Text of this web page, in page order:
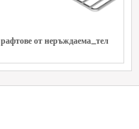
рафтове от неръждаема_тел